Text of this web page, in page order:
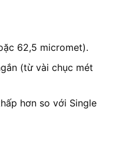
62,5 micromet).
(từ vài chục mét
hơn so với Single